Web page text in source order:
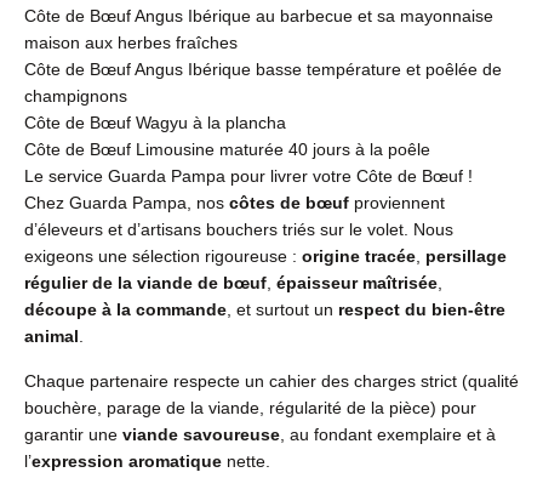
Côte de Bœuf Angus Ibérique au barbecue et sa mayonnaise
maison aux herbes fraîches
Côte de Bœuf Angus Ibérique basse température et poêlée de
champignons
Côte de Bœuf Wagyu à la plancha
Côte de Bœuf Limousine maturée 40 jours à la poêle
Le service Guarda Pampa pour livrer votre Côte de Bœuf !
Chez Guarda Pampa, nos côtes de bœuf proviennent
d’éleveurs et d’artisans bouchers triés sur le volet. Nous
exigeons une sélection rigoureuse : origine tracée persillage
régulier de la viande de bœuf épaisseur maîtrisée
découpe à la commande , et surtout un respect du bien-être
animal
Chaque partenaire respecte un cahier des charges strict (qualité
bouchère, parage de la viande, régularité de la pièce) pour
garantir une viande savoureuse , au fondant exemplaire et à
l’expression aromatique nette.